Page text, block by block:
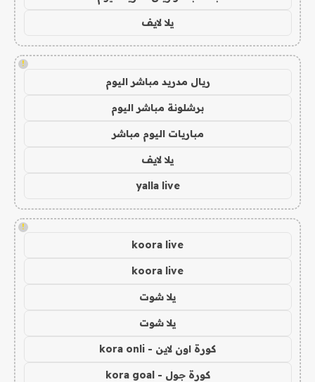
يلا لايف
!
ريال مدريد مباشر اليوم
برشلونة مباشر اليوم
مباريات اليوم مباشر
يلا لايف
yalla live
!
koora live
koora live
يلا شوت
يلا شوت
كورة اون لاين - kora onli
كورة جول - kora goal